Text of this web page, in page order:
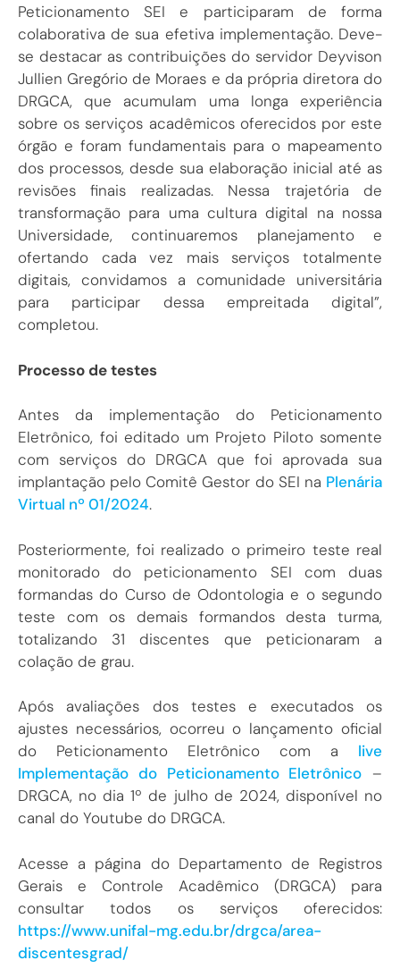
Peticionamento SEI e participaram de forma
colaborativa de sua efetiva implementação. Deve-
se destacar as contribuições do servidor Deyvison
Jullien Gregório de Moraes e da própria diretora do
DRGCA, que acumulam uma longa experiência
sobre os serviços acadêmicos oferecidos por este
órgão e foram fundamentais para o mapeamento
dos processos, desde sua elaboração inicial até as
revisões finais realizadas. Nessa trajetória de
transformação para uma cultura digital na nossa
Universidade, continuaremos planejamento e
ofertando cada vez mais serviços totalmente
digitais, convidamos a comunidade universitária
para participar dessa empreitada digital”,
completou.
Processo de testes
Antes da implementação do Peticionamento
Eletrônico, foi editado um Projeto Piloto somente
com serviços do DRGCA que foi aprovada sua
implantação pelo Comitê Gestor do SEI na Plenária
Virtual nº 01/2024.
Posteriormente, foi realizado o primeiro teste real
monitorado do peticionamento SEI com duas
formandas do Curso de Odontologia e o segundo
teste com os demais formandos desta turma,
totalizando 31 discentes que peticionaram a
colação de grau.
Após avaliações dos testes e executados os
ajustes necessários, ocorreu o lançamento oficial
do Peticionamento Eletrônico com a live
Implementação do Peticionamento Eletrônico –
DRGCA, no dia 1º de julho de 2024, disponível no
canal do Youtube do DRGCA.
Acesse a página do Departamento de Registros
Gerais e Controle Acadêmico (DRGCA) para
consultar todos os serviços oferecidos:
https://www.unifal-mg.edu.br/drgca/area-
discentesgrad/